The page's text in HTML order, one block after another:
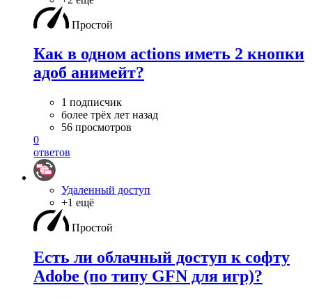
Простой
Как в одном actions иметь 2 кнопки
адоб анимейт?
1 подписчик
более трёх лет назад
56 просмотров
0
ответов
Удаленный доступ
+1 ещё
Простой
Есть ли облачный доступ к софту
Adobe (по типу GFN для игр)?